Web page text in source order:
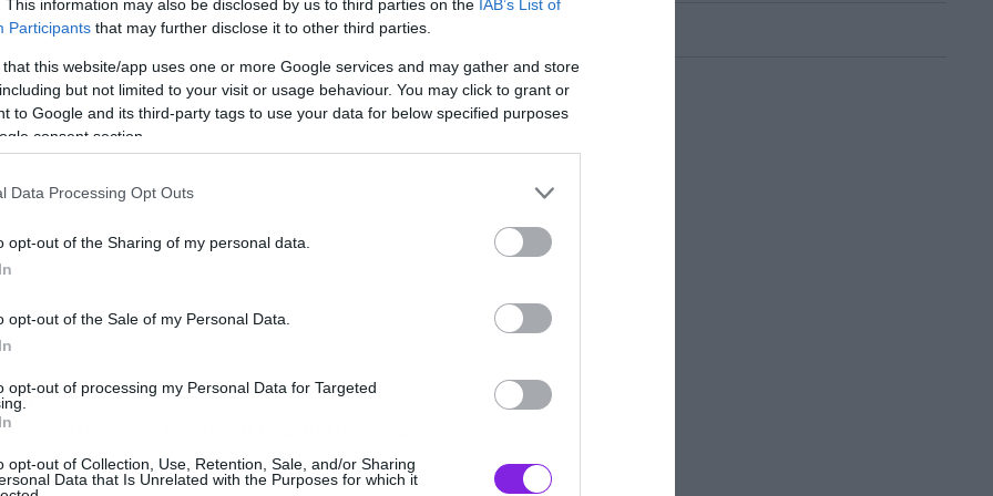
This information may also be disclosed by us to third parties on the IAB’s List of
Participants that may further disclose it to other third parties.
that this website/app uses one or more Google services and may gather and store
but not limited to your visit or usage behaviour. You may click to grant or
to Google and its third-party tags to use your data for below specified purposes
consent section.
Data Processing Opt Outs
opt-out of the Sharing of my personal data.
opt-out of the Sale of my Personal Data.
opt-out of processing my Personal Data for Targeted
opt-out of Collection, Use, Retention, Sale, and/or Sharing
Data that Is Unrelated with the Purposes for which it
τη Σκάρλετ Γιόχανσον και τον Άνταμ
για τα όσκαρ αλλά και οι Δύο Πάπες με
το trailer και αμέσως μετά η λίστα με το